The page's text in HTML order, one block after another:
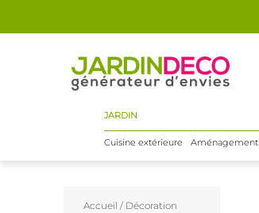
JARDIN
Cuisine extérieure Aménagement
Accueil / Décoration